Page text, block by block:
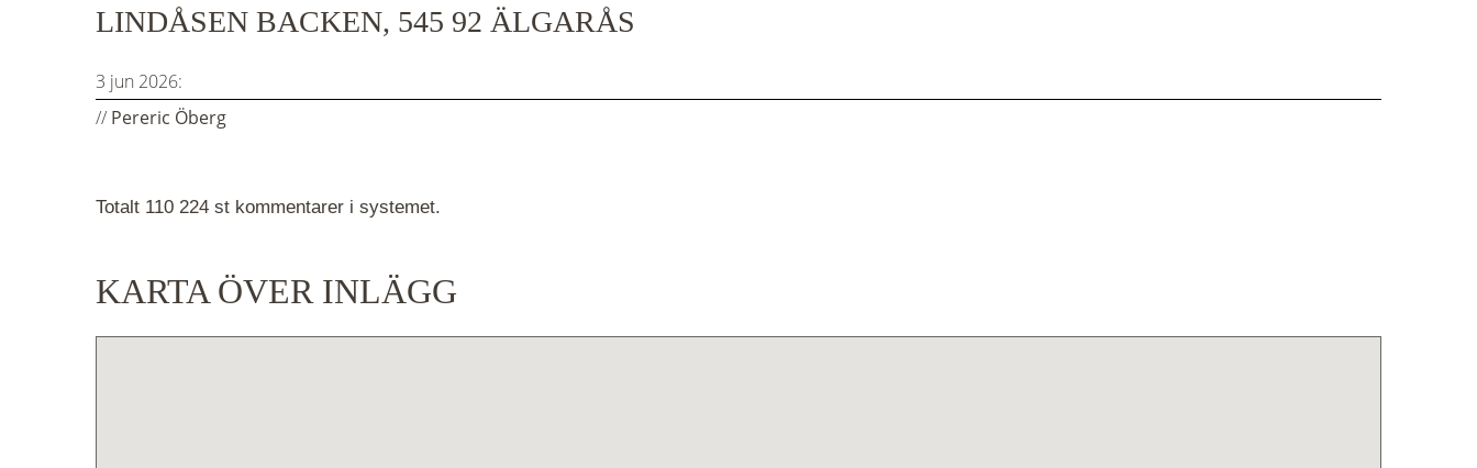
Totalt 110 224 st kommentarer i systemet.
KARTA ÖVER INLÄGG
LINDÅSEN BACKEN, 545 92 ÄLGARÅS
3 jun 2026:
// Pereric Öberg